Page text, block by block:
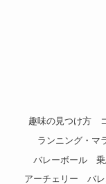
趣味の見つけ方
ランニング・マ
バレーボール
アーチェリー
バ